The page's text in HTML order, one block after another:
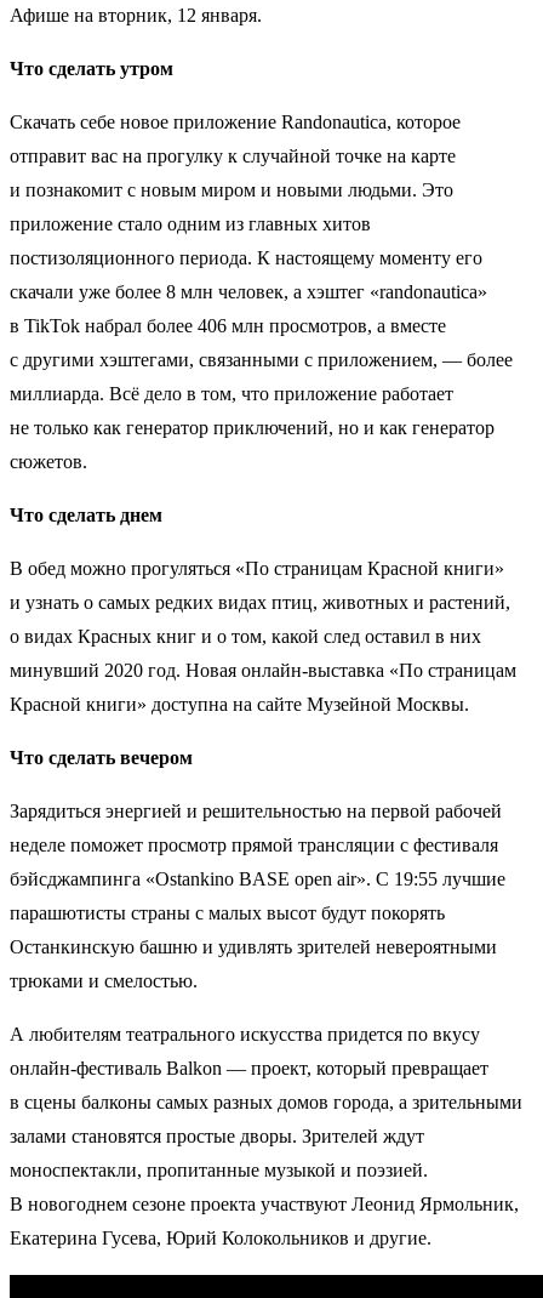
Афише на вторник, 12 января.
Что сделать утром
Скачать себе новое приложение Randonautica, которое
отправит вас на прогулку к случайной точке на карте
и познакомит с новым миром и новыми людьми. Это
приложение стало одним из главных хитов
постизоляционного периода. К настоящему моменту его
скачали уже более 8 млн человек, а хэштег «randonautica»
в TikTok набрал более 406 млн просмотров, а вместе
с другими хэштегами, связанными с приложением, — более
миллиарда. Всё дело в том, что приложение работает
не только как генератор приключений, но и как генератор
сюжетов.
Что сделать днем
В обед можно прогуляться «По страницам Красной книги»
и узнать о самых редких видах птиц, животных и растений,
о видах Красных книг и о том, какой след оставил в них
минувший 2020 год. Новая онлайн-выставка «По страницам
Красной книги» доступна на сайте Музейной Москвы.
Что сделать вечером
Зарядиться энергией и решительностью на первой рабочей
неделе поможет просмотр прямой трансляции с фестиваля
бэйсджампинга «Ostankino BASE open air». С 19:55 лучшие
парашютисты страны с малых высот будут покорять
Останкинскую башню и удивлять зрителей невероятными
трюками и смелостью.
А любителям театрального искусства придется по вкусу
онлайн-фестиваль Balkon — проект, который превращает
в сцены балконы самых разных домов города, а зрительными
залами становятся простые дворы. Зрителей ждут
моноспектакли, пропитанные музыкой и поэзией.
В новогоднем сезоне проекта участвуют Леонид Ярмольник,
Екатерина Гусева, Юрий Колокольников и другие.